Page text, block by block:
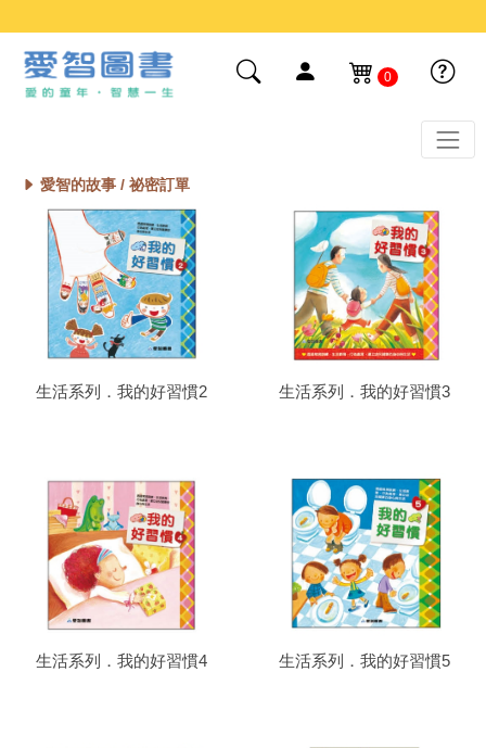
0
愛智的故事 / 祕密訂單
生活系列．我的好習慣2 生活系列．我的好習慣3
生活系列．我的好習慣4 生活系列．我的好習慣5